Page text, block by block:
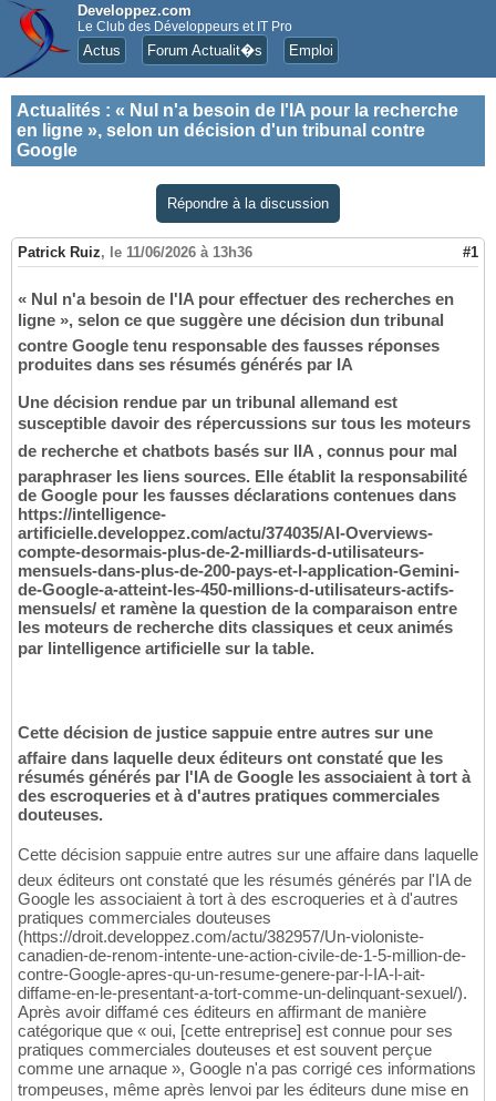
Developpez.com
Le Club des Développeurs et IT Pro
Actus Forum Actualit�s Emploi
Actualités : « Nul n'a besoin de l'IA pour la recherche
en ligne », selon un décision d'un tribunal contre
Google
Répondre à la discussion
Patrick Ruiz, le 11/06/2026 à 13h36 #1
« Nul n'a besoin de l'IA pour effectuer des recherches en
ligne », selon ce que suggère une décision dun tribunal
contre Google tenu responsable des fausses réponses
produites dans ses résumés générés par IA
Une décision rendue par un tribunal allemand est
susceptible davoir des répercussions sur tous les moteurs
de recherche et chatbots basés sur lIA , connus pour mal
paraphraser les liens sources. Elle établit la responsabilité
de Google pour les fausses déclarations contenues dans
https://intelligence-
artificielle.developpez.com/actu/374035/AI-Overviews-
compte-desormais-plus-de-2-milliards-d-utilisateurs-
mensuels-dans-plus-de-200-pays-et-l-application-Gemini-
de-Google-a-atteint-les-450-millions-d-utilisateurs-actifs-
mensuels/ et ramène la question de la comparaison entre
les moteurs de recherche dits classiques et ceux animés
par lintelligence artificielle sur la table.
Cette décision de justice sappuie entre autres sur une
affaire dans laquelle deux éditeurs ont constaté que les
résumés générés par l'IA de Google les associaient à tort à
des escroqueries et à d'autres pratiques commerciales
douteuses.
Cette décision sappuie entre autres sur une affaire dans laquelle
deux éditeurs ont constaté que les résumés générés par l'IA de
Google les associaient à tort à des escroqueries et à d'autres
pratiques commerciales douteuses
(https://droit.developpez.com/actu/382957/Un-violoniste-
canadien-de-renom-intente-une-action-civile-de-1-5-million-de-
contre-Google-apres-qu-un-resume-genere-par-l-IA-l-ait-
diffame-en-le-presentant-a-tort-comme-un-delinquant-sexuel/).
Après avoir diffamé ces éditeurs en affirmant de manière
catégorique que « oui, [cette entreprise] est connue pour ses
pratiques commerciales douteuses et est souvent perçue
comme une arnaque », Google n'a pas corrigé ces informations
trompeuses, même après lenvoi par les éditeurs dune mise en